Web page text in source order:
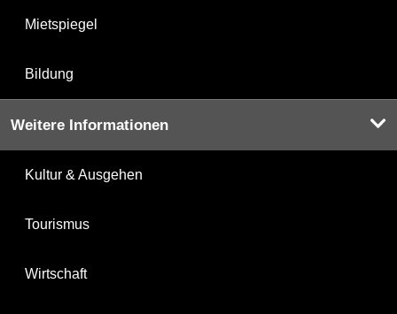
Mietspiegel
Bildung
Weitere Informationen
Kultur & Ausgehen
Tourismus
Wirtschaft